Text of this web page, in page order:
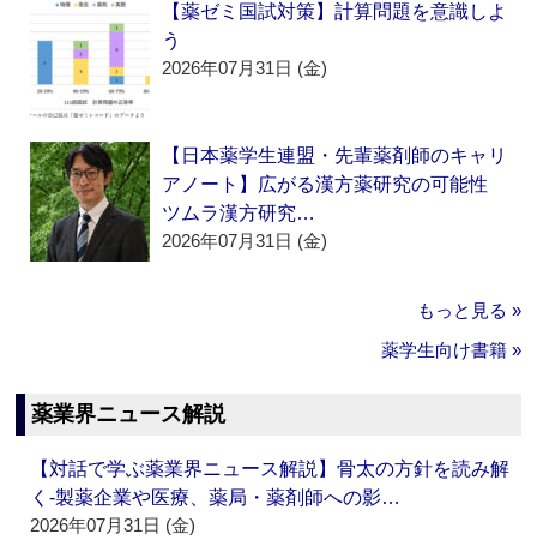
【薬ゼミ国試対策】計算問題を意識しよ
う
2026年07月31日 (金)
【日本薬学生連盟・先輩薬剤師のキャリ
アノート】広がる漢方薬研究の可能性
ツムラ漢方研究…
2026年07月31日 (金)
もっと見る »
薬学生向け書籍 »
薬業界ニュース解説
【対話で学ぶ薬業界ニュース解説】骨太の方針を読み解
く‐製薬企業や医療、薬局・薬剤師への影…
2026年07月31日 (金)